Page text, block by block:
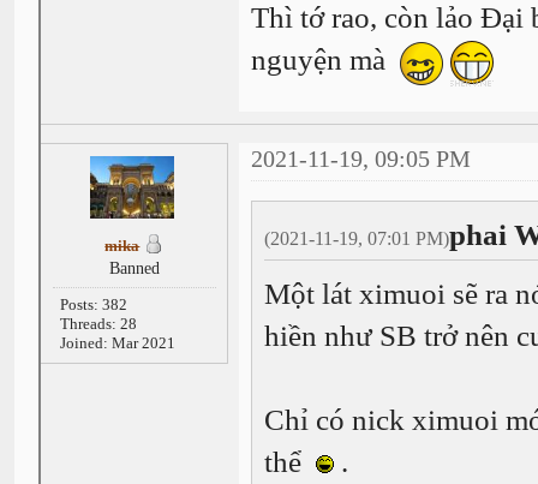
Thì tớ rao, còn lảo Đại
nguyện mà
mika
Banned
Posts: 382
Threads: 28
Joined: Mar 2021
2021-11-19, 09:05 PM
(2021-11-19, 07:01 PM)phai
Một lát ximuoi sẽ ra
hiền như SB trở nên
Chỉ có nick ximuoi
thể
.